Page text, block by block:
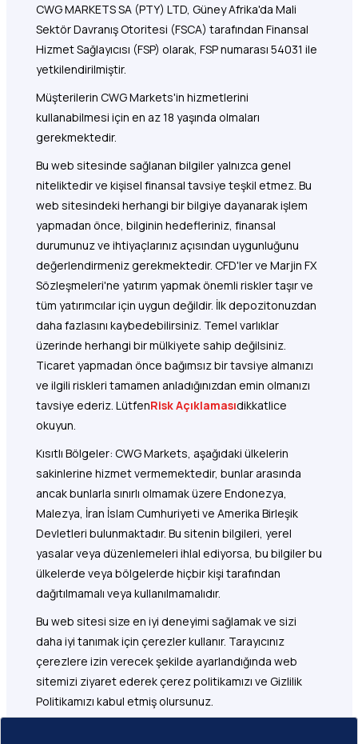
CWG MARKETS SA (PTY) LTD, Güney Afrika'da Mali
Sektör Davranış Otoritesi (FSCA) tarafından Finansal
Hizmet Sağlayıcısı (FSP) olarak, FSP numarası 54031 ile
yetkilendirilmiştir.
Müşterilerin CWG Markets'in hizmetlerini
kullanabilmesi için en az 18 yaşında olmaları
gerekmektedir.
Bu web sitesinde sağlanan bilgiler yalnızca genel
niteliktedir ve kişisel finansal tavsiye teşkil etmez. Bu
web sitesindeki herhangi bir bilgiye dayanarak işlem
yapmadan önce, bilginin hedefleriniz, finansal
durumunuz ve ihtiyaçlarınız açısından uygunluğunu
değerlendirmeniz gerekmektedir. CFD'ler ve Marjin FX
Sözleşmeleri'ne yatırım yapmak önemli riskler taşır ve
tüm yatırımcılar için uygun değildir. İlk depozitonuzdan
daha fazlasını kaybedebilirsiniz. Temel varlıklar
üzerinde herhangi bir mülkiyete sahip değilsiniz.
Ticaret yapmadan önce bağımsız bir tavsiye almanızı
ve ilgili riskleri tamamen anladığınızdan emin olmanızı
tavsiye ederiz. LütfenRisk Açıklamasıdikkatlice
okuyun.
Kısıtlı Bölgeler: CWG Markets, aşağıdaki ülkelerin
sakinlerine hizmet vermemektedir, bunlar arasında
ancak bunlarla sınırlı olmamak üzere Endonezya,
Malezya, İran İslam Cumhuriyeti ve Amerika Birleşik
Devletleri bulunmaktadır. Bu sitenin bilgileri, yerel
yasalar veya düzenlemeleri ihlal ediyorsa, bu bilgiler bu
ülkelerde veya bölgelerde hiçbir kişi tarafından
dağıtılmamalı veya kullanılmamalıdır.
Bu web sitesi size en iyi deneyimi sağlamak ve sizi
daha iyi tanımak için çerezler kullanır. Tarayıcınız
çerezlere izin verecek şekilde ayarlandığında web
sitemizi ziyaret ederek çerez politikamızı ve Gizlilik
Politikamızı kabul etmiş olursunuz.